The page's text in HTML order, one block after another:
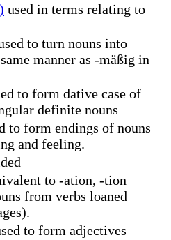
used in terms relating to
to turn nouns into
manner as -mäßig in
to form dative case of
definite nouns
to form endings of nouns
and feeling.
to -ation, -tion
from verbs loaned
to form adjectives